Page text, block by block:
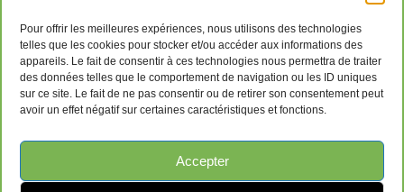
Pour offrir les meilleures expériences, nous utilisons des technologies
telles que les cookies pour stocker et/ou accéder aux informations des
appareils. Le fait de consentir à ces technologies nous permettra de traiter
des données telles que le comportement de navigation ou les ID uniques
sur ce site. Le fait de ne pas consentir ou de retirer son consentement peut
avoir un effet négatif sur certaines caractéristiques et fonctions.
Accepter